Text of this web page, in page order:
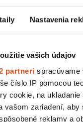
Nastavenia
vašich údajov
partneri spracúvame
číslo IP pomocou
cookie, na ukladanie
vašom zariadení, aby
reklamy a